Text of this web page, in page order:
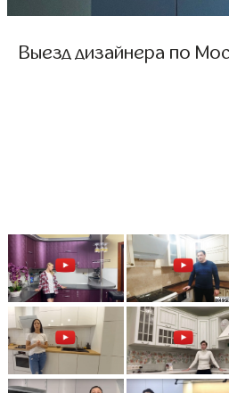
Выезд дизайнера по